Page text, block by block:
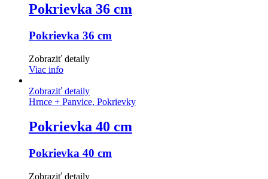
Pokrievka 36 cm
Pokrievka 36 cm
Zobraziť detaily
Viac info
Zobraziť detaily
Hrnce + Panvice, Pokrievky
Pokrievka 40 cm
Pokrievka 40 cm
Zobraziť detaily